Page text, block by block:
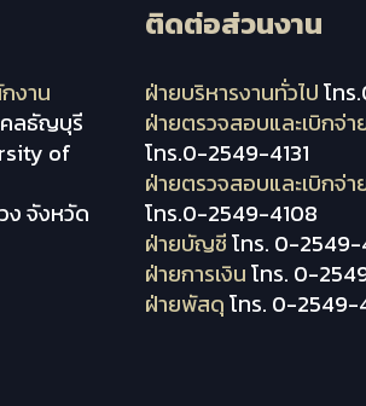
งาน
คลธัญบุรี
of
ง จังหวัด
ติดต่อส่วนงาน
ฝ่ายบริหารงานทั่วไปโทร
ฝ่ายตรวจสอบและเบิกจ่า
โทร.0-2549-4131
ฝ่ายตรวจสอบและเบิกจ่า
โทร.0-2549-4108
ฝ่ายบัญชีโทร. 0-2549-
ฝ่ายการเงินโทร. 0-
ฝ่ายพัสดุโทร. 0-2549-